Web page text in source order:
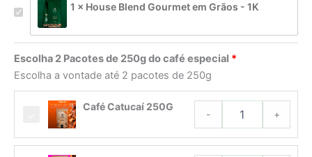
1 × House Blend Gourmet em Grãos - 1K
Escolha 2 Pacotes de 250g do café especial
Escolha a vontade até 2 pacotes de 250g
Café Catucaí 250G
-
Catucaí
250G
quantidade
+